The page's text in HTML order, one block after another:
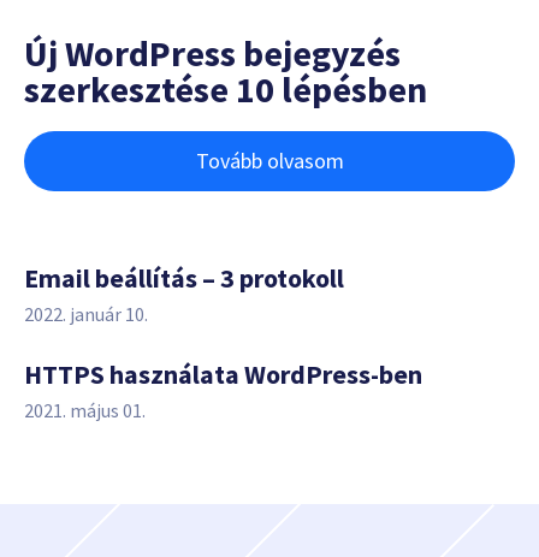
Új WordPress bejegyzés
szerkesztése 10 lépésben
Tovább olvasom
Email beállítás – 3 protokoll
2022. január 10.
HTTPS használata WordPress-ben
2021. május 01.